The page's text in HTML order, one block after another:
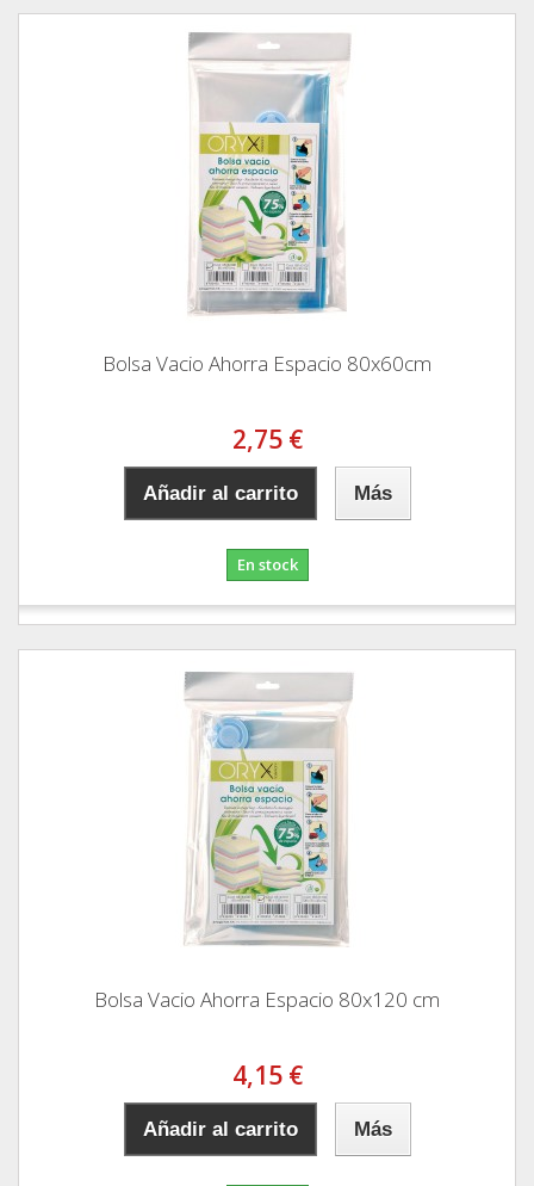
Bolsa Vacio Ahorra Espacio 80x60cm
2,75 €
Añadir al carrito Más
En stock
Bolsa Vacio Ahorra Espacio 80x120 cm
4,15 €
Añadir al carrito Más